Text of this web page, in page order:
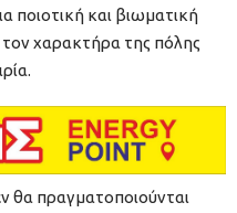
ποιοτική και βιωματική
χαρακτήρα της πόλης
θα πραγματοποιούνται